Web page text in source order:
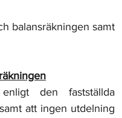
balansräkningen samt
den fastställda
att ingen utdelning